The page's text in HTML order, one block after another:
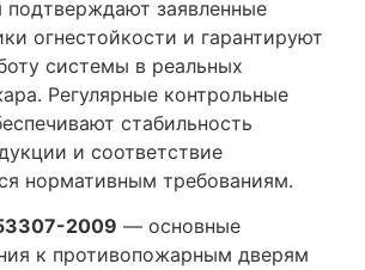
подтверждают заявленные
огнестойкости и гарантируют
системы в реальных
Регулярные контрольные
стабильность
и соответствие
нормативным требованиям.
2009 — основные
к противопожарным дверям